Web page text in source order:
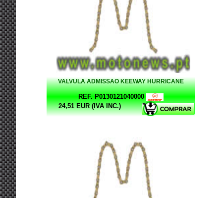
VALVULA ADMISSAO KEEWAY HURRICANE
REF. P0130121040000
24,51 EUR (IVA INC.)